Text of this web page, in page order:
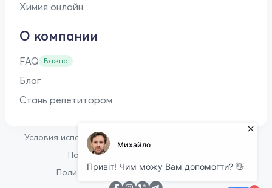
Химия онлайн
О компании
FAQ Важно
Блог
Стань репетитором
Условия использования
Политика конфиденциальности
Политика в отношении файлов cookie